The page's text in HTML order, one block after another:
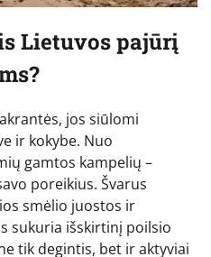
Lietuvos pajūrį
jos siūlomi
ir kokybe. Nuo
gamtos kampelių –
poreikius. Švarus
smėlio juostos ir
sukuria išskirtinį poilsio
tik degintis, bet ir aktyviai